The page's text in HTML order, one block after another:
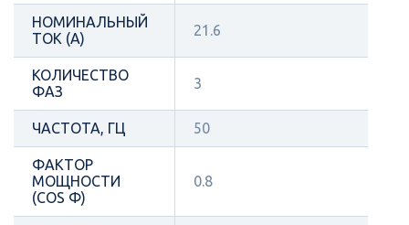
НОМИНАЛЬНЫЙ
ТОК (А)
21.6
КОЛИЧЕСТВО
ФАЗ
3
ЧАСТОТА, ГЦ 50
ФАКТОР
МОЩНОСТИ
(COS Φ)
0.8